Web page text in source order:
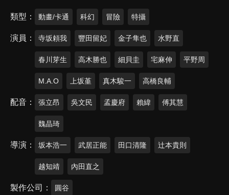
類型 動畫/卡通 科幻 冒險 特攝
演員 寺坂頼我 豐田留妃 金子隼也 水野直
春川芽生 高木勝也 細貝圭 宅麻伸 平野周
M.A.O 上坂堇 真木駿一 高橋良輔
配音 張立昂 吳文民 孟慶府 賴緯 傅其慧
魏晶琦
導演 坂本浩一 武居正能 田口清隆 辻本貴則
越知靖 內田直之
製作公司 圓谷